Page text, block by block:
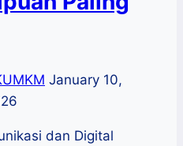
January 10,
dan Digital